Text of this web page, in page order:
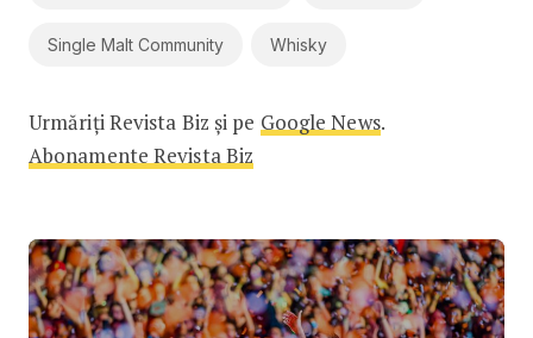
Single Malt Community Whisky
Urmăriți Revista Biz și pe Google News.
Abonamente Revista Biz